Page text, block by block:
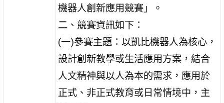
機器人創新應用競賽」。
二、競賽資訊如下：
(一)參賽主題：以凱比機器人為核心，
設計創新教學或生活應用方案，結合
人文精神與以人為本的需求，應用於
正式、非正式教育或日常情境中，主